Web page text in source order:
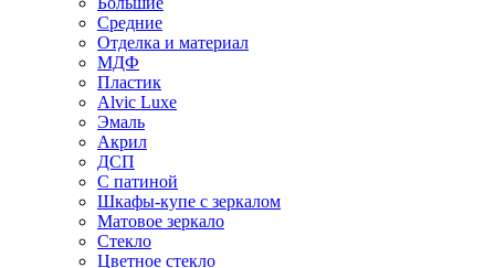
Средние
Отделка и материал
МДФ
Пластик
Alvic Luxe
Эмаль
Акрил
ДСП
С патиной
Шкафы-купе с зеркалом
Матовое зеркало
Стекло
Цветное стекло